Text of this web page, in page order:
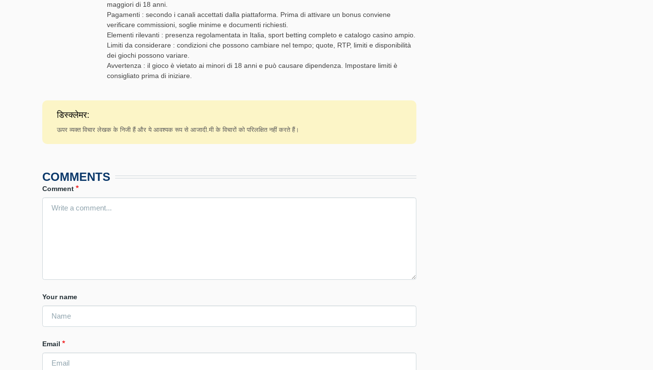
maggiori di 18 anni.
Pagamenti : secondo i canali accettati dalla piattaforma. Prima di attivare un bonus conviene
verificare commissioni, soglie minime e documenti richiesti.
Elementi rilevanti : presenza regolamentata in Italia, sport betting completo e catalogo casino ampio.
Limiti da considerare : condizioni che possono cambiare nel tempo; quote, RTP, limiti e disponibilità
dei giochi possono variare.
Avvertenza : il gioco è vietato ai minori di 18 anni e può causare dipendenza. Impostare limiti è
consigliato prima di iniziare.
डिस्क्लेमर:
ऊपर व्यक्त विचार लेखक के निजी हैं और ये आवश्यक रूप से आजादी.मी के विचारों को परिलक्षित नहीं करते हैं।
COMMENTS
Comment
Your name
Email